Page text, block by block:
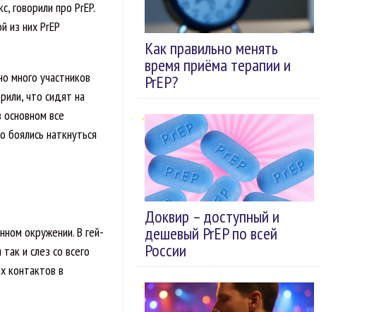
Как правильно менять
время приёма терапии и
PrEP?
Доквир – доступный и
дешевый PrEP по всей
России
говорили про PrEP.
из них PrEP
много участников
что сидят на
все
наткнуться
окружении. В гей-
и слез со всего
контактов в